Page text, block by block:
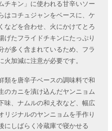
チキン」に使われる甘辛いソー
はコチュジャンをベースに、ケ
などを合わせ、火にかけてとろ
げたフライドチキンにたっぷり
が多く含まれているため、フラ
加減に注意が必要です。
類を唐辛子ベースの調味料で和
のカニを漬け込んだヤンニョム
味、ナムルの和え衣など、幅広
リジナルのヤンニョムを手作り
にしばらく冷蔵庫で寝かせる